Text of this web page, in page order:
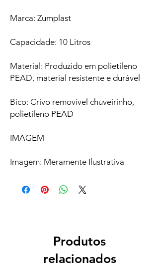
Marca: Zumplast
Capacidade: 10 Litros
Material: Produzido em polietileno
PEAD, material resistente e durável
Bico: Crivo removível chuveirinho,
polietileno PEAD
IMAGEM
Imagem: Meramente Ilustrativa
Produtos
relacionados